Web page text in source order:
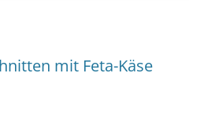
mit Feta-Käse